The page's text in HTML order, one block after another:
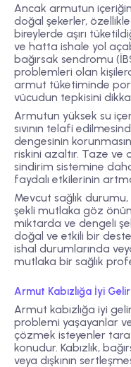
Ancak armutun
doğal şekerler,
bireylerde aşırı
ve hatta ishale yol
bağırsak sendromu
problemleri olan
armut tüketiminde
vücudun tepkisini
Armutun yüksek su
sıvının telafi
dengesinin
riskini azaltır. Taze
sindirim sistemine
faydalı etkilerinin
Mevcut sağlık
şekli mutlaka göz
miktarda ve dengeli
doğal ve etkili bir
ishal durumlarında
mutlaka bir sağlık
Armut Kabızlığa İyi
Armut kabızlığa iyi
problemi yaşayanlar
çözmek isteyenler
konudur. Kabızlık,
veya dışkının